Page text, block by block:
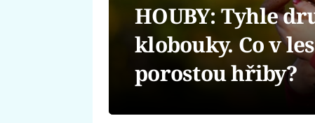
HOUBY: Tyhle
klobouky. Co v
porostou hřiby?